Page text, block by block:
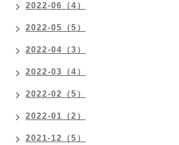
2022-06（4）
2022-05（5）
2022-04（3）
2022-03（4）
2022-02（5）
2022-01（2）
2021-12（5）